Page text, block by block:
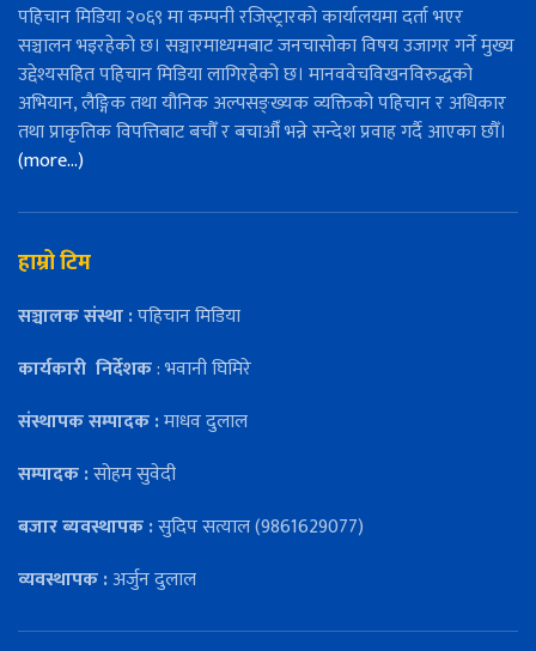
पहिचान मिडिया २०६९ मा कम्पनी रजिस्ट्रारको कार्यालयमा दर्ता भएर
सञ्चालन भइरहेको छ। सञ्चारमाध्यमबाट जनचासोका विषय उजागर गर्ने मुख्य
उद्देश्यसहित पहिचान मिडिया लागिरहेको छ। मानववेचविखनविरुद्धको
अभियान, लैङ्गिक तथा यौनिक अल्पसङ्ख्यक व्यक्तिको पहिचान र अधिकार
तथा प्राकृतिक विपत्तिबाट बचौँ र बचाऔँ भन्ने सन्देश प्रवाह गर्दै आएका छौँ।
(more…)
हाम्रो टिम
सञ्चालक संस्था :पहिचान मिडिया
कार्यकारी निर्देशक: भवानी घिमिरे
संस्थापक सम्पादक :माधव दुलाल
सम्पादक :सोहम सुवेदी
बजार ब्यवस्थापक :सुदिप सत्याल (9861629077)
व्यवस्थापक :अर्जुन दुलाल